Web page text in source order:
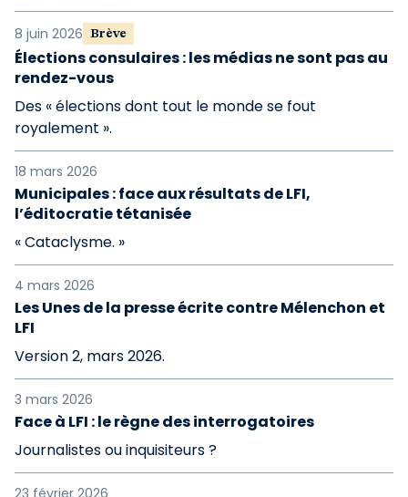
8 juin 2026 Brève
Élections consulaires : les médias ne sont pas au
rendez-vous
Des « élections dont tout le monde se fout
royalement ».
18 mars 2026
Municipales : face aux résultats de LFI,
l’éditocratie tétanisée
« Cataclysme. »
4 mars 2026
Les Unes de la presse écrite contre Mélenchon et
LFI
Version 2, mars 2026.
3 mars 2026
Face à LFI : le règne des interrogatoires
Journalistes ou inquisiteurs ?
23 février 2026